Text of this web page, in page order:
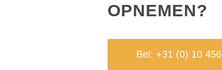
OPNEMEN?
Bel: +31 (0) 10